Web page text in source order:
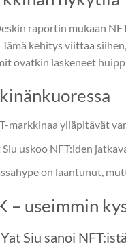
raportin mukaan
Tämä kehitys viittaa
ovatkin laskeneet
markkinaa ylläpitävät
Siu uskoo NFT:iden
on laantunut,
– useimmin
Siu sanoi